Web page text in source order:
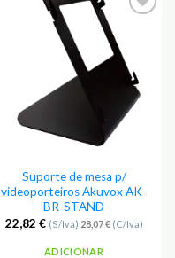
Suporte de mesa p/
videoporteiros Akuvox AK-
BR-STAND
22,82 € (S/Iva) 28,07€(C/Iva)
ADICIONAR